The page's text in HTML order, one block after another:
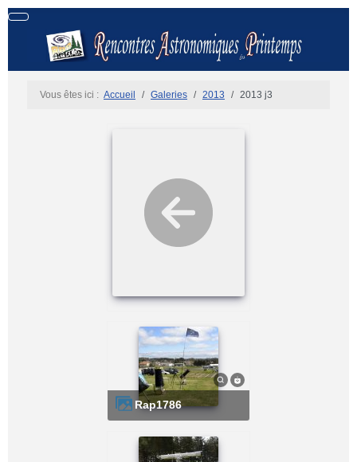
Vous êtes ici : Accueil Galeries 2013 2013 j3
rap1786